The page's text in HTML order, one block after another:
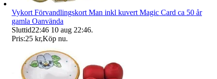
Vykort Förvandlingskort Man inkl kuvert Magic Card ca 50 år
gamla Oanvända
Sluttid22:46 10 aug 22:46.
Pris:25 kr,Köp nu.